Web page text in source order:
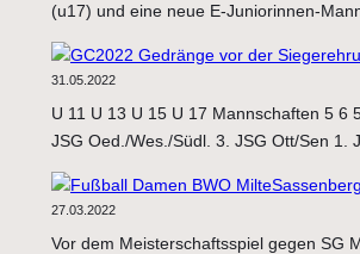
(u17) und eine neue E-Juniorinnen-
31.05.2022
U 11 U 13 U 15 U 17 Mannschaften 5
JSG Oed./Wes./Südl. 3. JSG Ott/Sen 1.
27.03.2022
Vor dem Meisterschaftsspiel gegen SG